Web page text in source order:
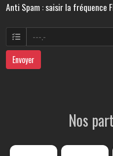
Anti Spam : saisir la fréquence
Envoyer
Nos